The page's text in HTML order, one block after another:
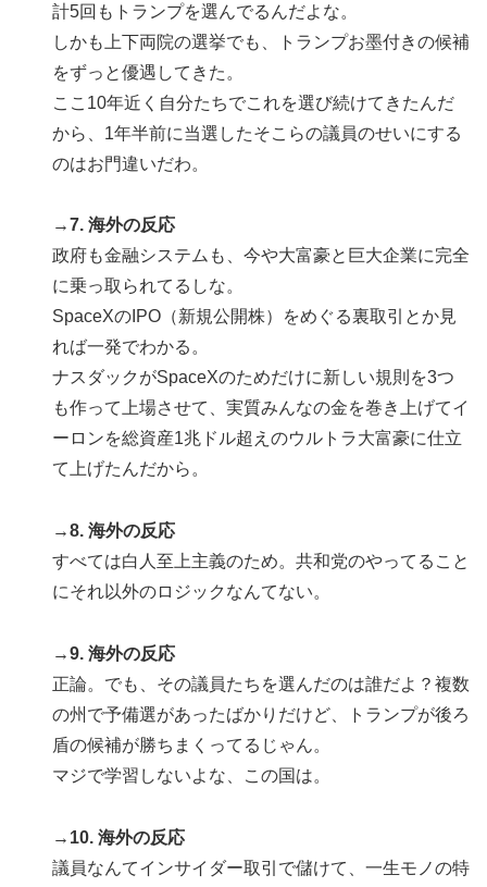
計5回もトランプを選んでるんだよな。
しかも上下両院の選挙でも、トランプお墨付きの候補
をずっと優遇してきた。
ここ10年近く自分たちでこれを選び続けてきたんだ
から、1年半前に当選したそこらの議員のせいにする
のはお門違いだわ。
→7. 海外の反応
政府も金融システムも、今や大富豪と巨大企業に完全
に乗っ取られてるしな。
SpaceXのIPO（新規公開株）をめぐる裏取引とか見
れば一発でわかる。
ナスダックがSpaceXのためだけに新しい規則を3つ
も作って上場させて、実質みんなの金を巻き上げてイ
ーロンを総資産1兆ドル超えのウルトラ大富豪に仕立
て上げたんだから。
→8. 海外の反応
すべては白人至上主義のため。共和党のやってること
にそれ以外のロジックなんてない。
→9. 海外の反応
正論。でも、その議員たちを選んだのは誰だよ？複数
の州で予備選があったばかりだけど、トランプが後ろ
盾の候補が勝ちまくってるじゃん。
マジで学習しないよな、この国は。
→10. 海外の反応
議員なんてインサイダー取引で儲けて、一生モノの特